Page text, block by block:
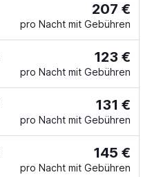
207 €
pro Nacht mit Gebühren
123 €
pro Nacht mit Gebühren
131 €
pro Nacht mit Gebühren
145 €
pro Nacht mit Gebühren